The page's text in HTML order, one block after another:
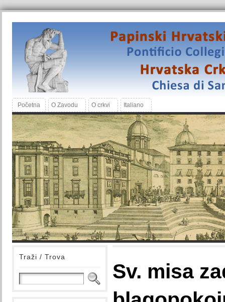
Početna O Zavodu O crkvi Italiano
Traži / Trova
Sv. misa